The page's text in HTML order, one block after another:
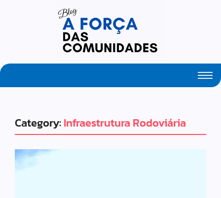
Just Another WordPress Site
Category:Infraestrutura Rodoviária